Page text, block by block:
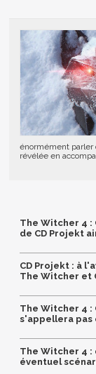
énormément
révélée en
The Witcher 4 :
de CD Projekt
CD Projekt : à
The Witcher et
The Witcher 4 :
s'appellera pas
The Witcher 4 :
éventuel